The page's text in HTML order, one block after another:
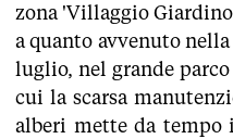
zona 'Villaggio
a quanto avvenuto
luglio, nel grande
cui la scarsa
alberi mette da tempo